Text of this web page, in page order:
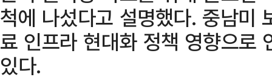
척에 나섰다고 설명했다. 중남미
료 인프라 현대화 정책 영향으로
있다.